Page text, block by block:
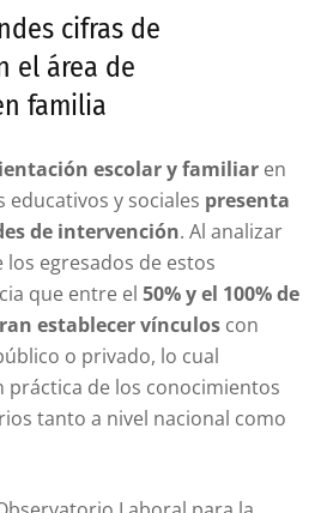
cifras de
el área de
familia
escolar y familiar en
y sociales presenta
de intervención. Al analizar
egresados de estos
que entre el 50% y el 100% de
establecer vínculos con
o privado, lo cual
práctica de los conocimientos
tanto a nivel nacional como